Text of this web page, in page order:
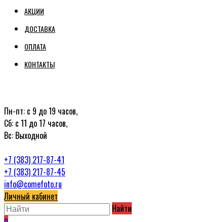
АКЦИИ
ДОСТАВКА
ОПЛАТА
КОНТАКТЫ
Пн-пт: с 9 до 19 часов,
Сб: с 11 до 17 часов,
Вс: Выходной
+7 (383) 217-87-41
+7 (383) 217-87-45
info@comefoto.ru
Личный кабинет
Найти